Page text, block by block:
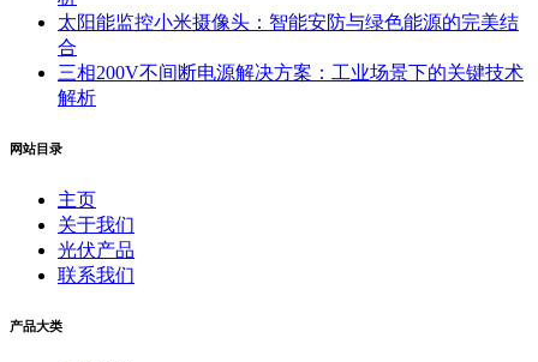
太阳能监控小米摄像头：智能安防与绿色能源的完美结
合
三相200V不间断电源解决方案：工业场景下的关键技术
解析
网站目录
主页
关于我们
光伏产品
联系我们
产品大类